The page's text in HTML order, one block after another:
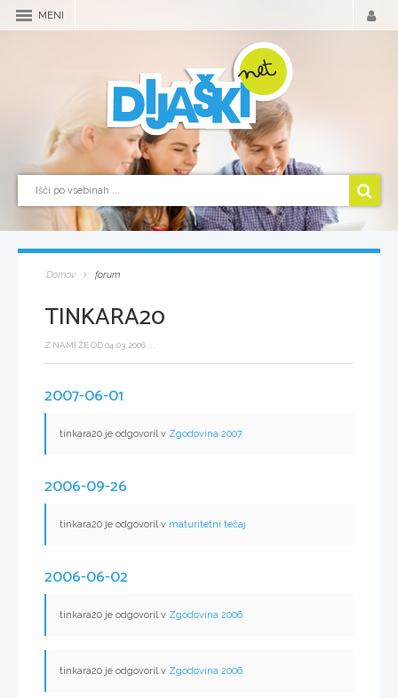
MENI
Domov forum
TINKARA20
Z NAMI ŽE OD 04.03.2006 ...
2007-06-01
tinkara20 je odgovoril v Zgodovina 2007
2006-09-26
tinkara20 je odgovoril v maturitetni tečaj
2006-06-02
tinkara20 je odgovoril v Zgodovina 2006
tinkara20 je odgovoril v Zgodovina 2006